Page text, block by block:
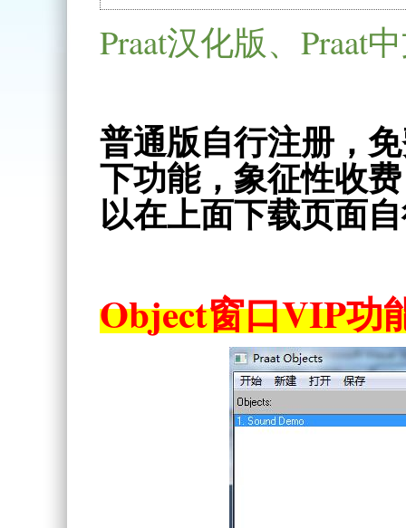
Praat汉化版、Praat
普通版自行注册，
下功能，象征性收
以在上面下载页面
Object窗口VIP功